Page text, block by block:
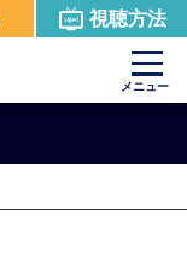
視聴方法
メニュー